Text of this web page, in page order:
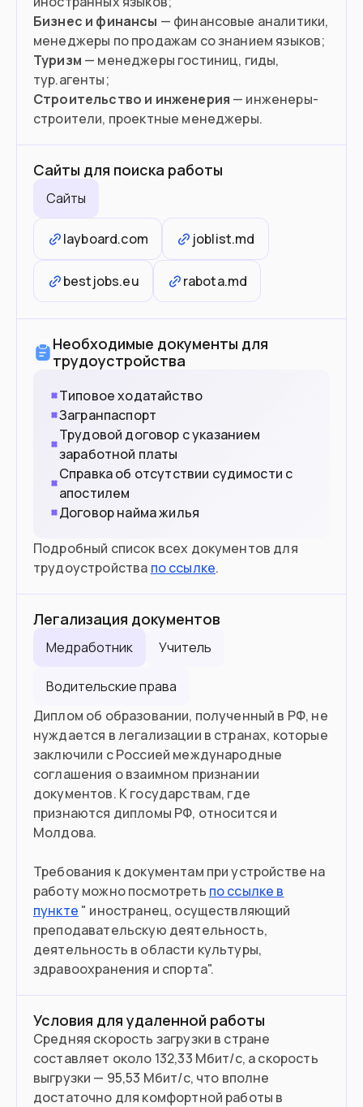
Бизнес и финансы — финансовые аналитики,
Туризм — менеджеры гостиниц, гиды,
Строительство и инженерия — инженеры-
строители, проектные менеджеры.
Сайты для поиска работы
Сайты
layboard.com joblist.md
bestjobs.eu rabota.md
Необходимые документы для
трудоустройства
Типовое ходатайство
Загранпаспорт
Трудовой договор с указанием
заработной платы
Справка об отсутствии судимости с
апостилем
Договор найма жилья
Подробный список всех документов для
трудоустройства по ссылке.
Легализация документов
Медработник Учитель
Водительские права
Диплом об образовании, полученный в РФ, не
нуждается в легализации в странах, которые
заключили с Россией международные
соглашения о взаимном признании
документов. К государствам, где
признаются дипломы РФ, относится и
Молдова.
Требования к документам при устройстве на
работу можно посмотреть по ссылке в
пункте " иностранец, осуществляющий
преподавательскую деятельность,
деятельность в области культуры,
здравоохранения и спорта".
Условия для удаленной работы
Средняя скорость загрузки в стране
составляет около 132,33 Мбит/с, а скорость
выгрузки — 95,53 Мбит/с, что вполне
достаточно для комфортной работы в